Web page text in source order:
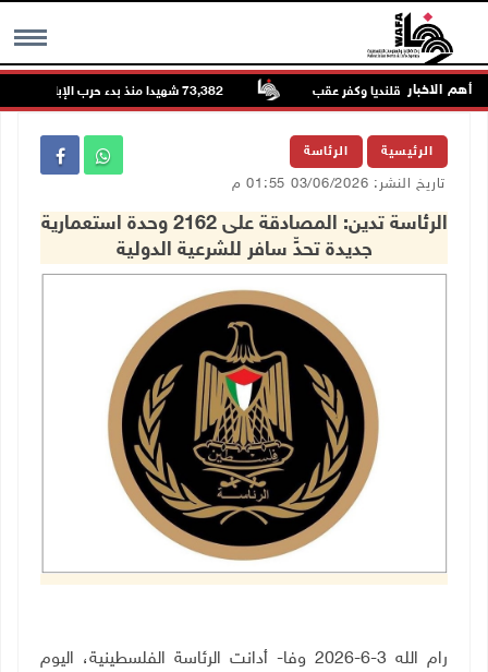
MENU أهم الاخبار 73,382 شهيدا منذ بدء حرب الإبادة على قطاع غزة
الرئيسية الرئاسة
تاريخ النشر: 03/06/2026 01:55 م
الرئاسة تدين: المصادقة على 2162 وحدة استعمارية
جديدة تحدٍّ سافر للشرعية الدولية
رام الله 3-6-2026 وفا- أدانت الرئاسة الفلسطينية، اليوم